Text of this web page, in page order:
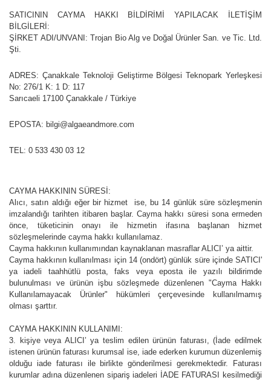
SATICININ CAYMA HAKKI BİLDİRİMİ YAPILACAK İLETİŞİM
BİLGİLERİ:
ŞİRKET ADI/UNVANI: Trojan Bio Alg ve Doğal Ürünler San. ve Tic. Ltd.
Şti.
ADRES: Çanakkale Teknoloji Geliştirme Bölgesi Teknopark Yerleşkesi
No: 276/1 K: 1 D: 117
Sarıcaeli 17100 Çanakkale / Türkiye
EPOSTA: bilgi@algaeandmore.com
TEL: 0 533 430 03 12
CAYMA HAKKININ SÜRESİ:
Alıcı, satın aldığı eğer bir hizmet ise, bu 14 günlük süre sözleşmenin
imzalandığı tarihten itibaren başlar. Cayma hakkı süresi sona ermeden
önce, tüketicinin onayı ile hizmetin ifasına başlanan hizmet
sözleşmelerinde cayma hakkı kullanılamaz.
Cayma hakkının kullanımından kaynaklanan masraflar ALICI’ ya aittir.
Cayma hakkının kullanılması için 14 (ondört) günlük süre içinde SATICI'
ya iadeli taahhütlü posta, faks veya eposta ile yazılı bildirimde
bulunulması ve ürünün işbu sözleşmede düzenlenen "Cayma Hakkı
Kullanılamayacak Ürünler" hükümleri çerçevesinde kullanılmamış
olması şarttır.
CAYMA HAKKININ KULLANIMI:
3. kişiye veya ALICI’ ya teslim edilen ürünün faturası, (İade edilmek
istenen ürünün faturası kurumsal ise, iade ederken kurumun düzenlemiş
olduğu iade faturası ile birlikte gönderilmesi gerekmektedir. Faturası
kurumlar adına düzenlenen sipariş iadeleri İADE FATURASI kesilmediği